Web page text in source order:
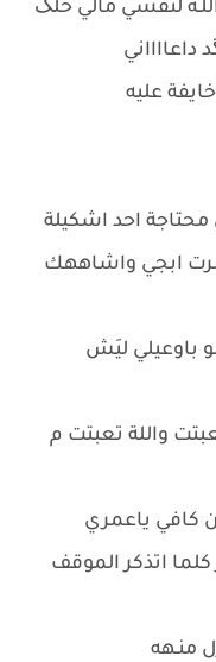
لنفسي مالي خلگ
عليه
احد اشكيلة
ابجي واشاههك
باوعيلي ليَش
واللة تعبتت م
كافي ياعمري
اتذكر الموقف
منـهه